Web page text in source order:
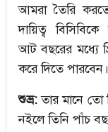
আমরা তৈরি
দায়িত্ব
আট বছরের মধ্যে
করে দিতে পারবেন।
শুভ্র:তার মানে তো
নইলে তিনি পাঁচ